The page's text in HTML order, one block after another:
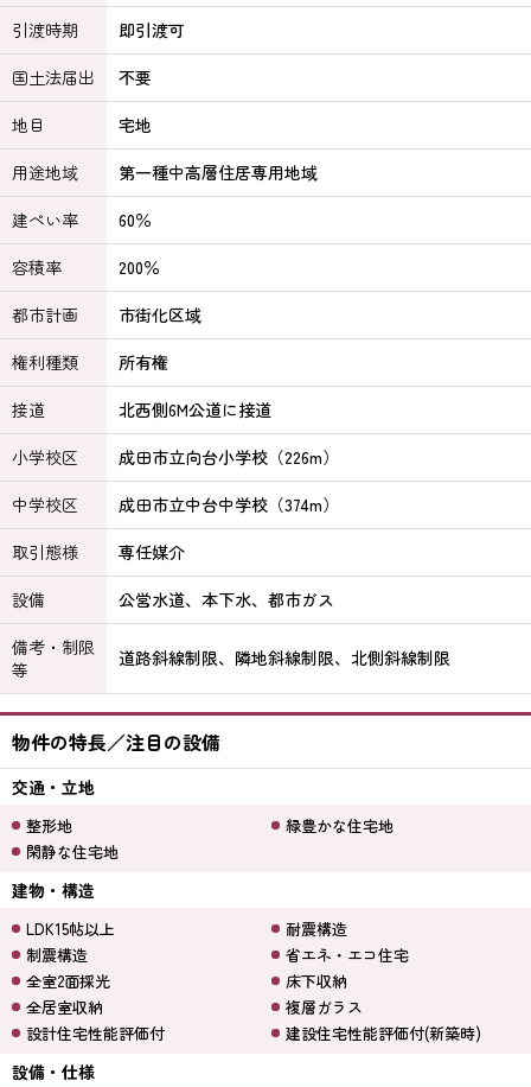
引渡時期
即引渡可
国土法届出
不要
地目
宅地
用途地域
第一種中高層住居専用地域
建ぺい率
60％
容積率
200％
都市計画
市街化区域
権利種類
所有権
接道
北西側6M公道に接道
小学校区
成田市立向台小学校（226m）
中学校区
成田市立中台中学校（374m）
取引態様
専任媒介
設備
公営水道、本下水、都市ガス
備考・制限
等
道路斜線制限、隣地斜線制限、北側斜線制限
物件の特長／注目の設備
交通・立地
整形地
緑豊かな住宅地
閑静な住宅地
建物・構造
LDK15帖以上
耐震構造
制震構造
省エネ・エコ住宅
全室2面採光
床下収納
全居室収納
複層ガラス
設計住宅性能評価付
建設住宅性能評価付(新築時)
設備・仕様